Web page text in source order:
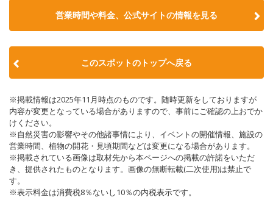
営業時間や料金、公式サイトの情報を見る
このスポットのトップへ戻る
※掲載情報は2025年11月時点のものです。随時更新をしておりますが
内容が変更となっている場合がありますので、事前にご確認の上おでか
けください。
※自然災害の影響やその他諸事情により、イベントの開催情報、施設の
営業時間、植物の開花・見頃期間などは変更になる場合があります。
※掲載されている画像は取材先から本ページへの掲載の許諾をいただ
き、提供されたものとなります。画像の無断転載(二次使用)は禁止で
す。
※表示料金は消費税8％ないし10％の内税表示です。